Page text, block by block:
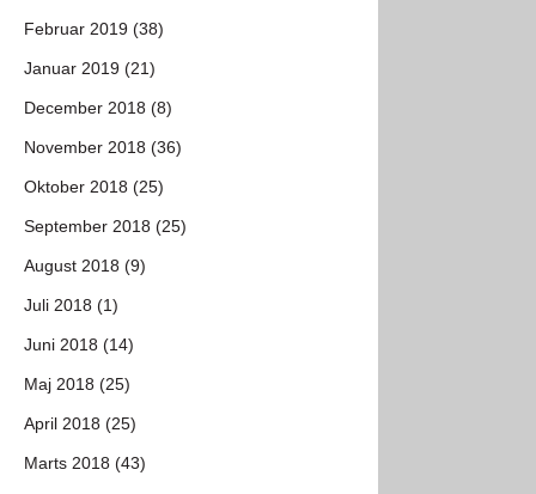
Februar 2019 (38)
Januar 2019 (21)
December 2018 (8)
November 2018 (36)
Oktober 2018 (25)
September 2018 (25)
August 2018 (9)
Juli 2018 (1)
Juni 2018 (14)
Maj 2018 (25)
April 2018 (25)
Marts 2018 (43)